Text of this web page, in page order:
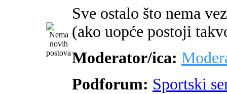
Sve ostalo što nema
(ako uopće postoji
Moderator/ica:
Podforum: Sportski